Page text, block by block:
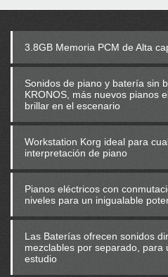
3.8GB Memoria PCM de Alta
Sonidos de piano y batería sin
KRONOS, más nuevos pianos
brillar en el escenario
Workstation Korg ideal para
interpretación de piano
Pianos eléctricos con
niveles para un inigualable
Las Baterías ofrecen sonidos
mezclables por separado, para
estudio